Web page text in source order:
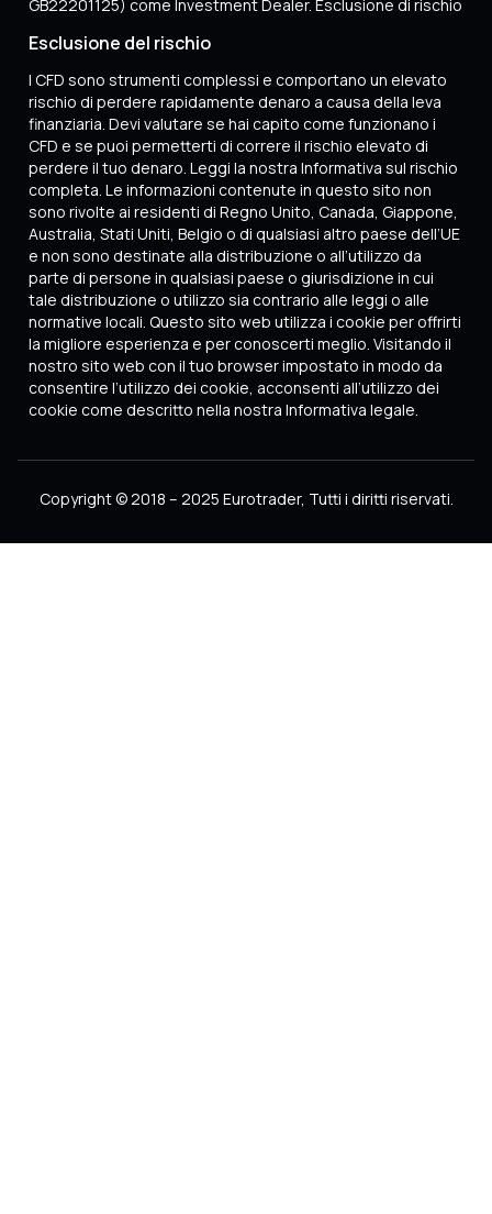
GB22201125) come Investment Dealer. Esclusione di rischio
Esclusione del rischio
I CFD sono strumenti complessi e comportano un elevato
rischio di perdere rapidamente denaro a causa della leva
finanziaria. Devi valutare se hai capito come funzionano i
CFD e se puoi permetterti di correre il rischio elevato di
perdere il tuo denaro. Leggi la nostra Informativa sul rischio
completa. Le informazioni contenute in questo sito non
sono rivolte ai residenti di Regno Unito, Canada, Giappone,
Australia, Stati Uniti, Belgio o di qualsiasi altro paese dell’UE
e non sono destinate alla distribuzione o all’utilizzo da
parte di persone in qualsiasi paese o giurisdizione in cui
tale distribuzione o utilizzo sia contrario alle leggi o alle
normative locali. Questo sito web utilizza i cookie per offrirti
la migliore esperienza e per conoscerti meglio. Visitando il
nostro sito web con il tuo browser impostato in modo da
consentire l’utilizzo dei cookie, acconsenti all’utilizzo dei
cookie come descritto nella nostra Informativa legale.
Copyright © 2018 – 2025 Eurotrader, Tutti i diritti riservati.